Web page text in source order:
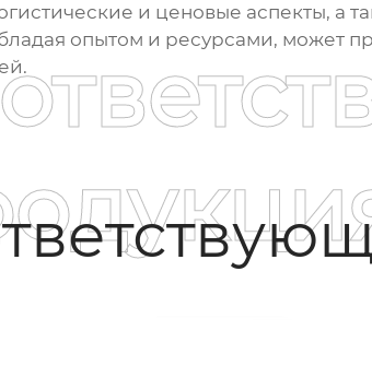
и ценовые аспекты, а
опытом и ресурсами, может